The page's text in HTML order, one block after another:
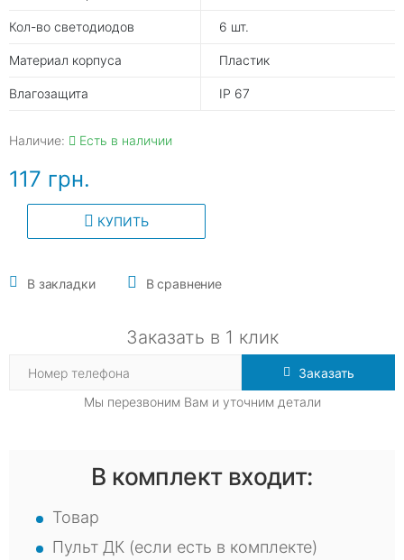
Кол-во светодиодов 6 шт.
Материал корпуса Пластик
Влагозащита IP 67
Наличие: Есть в наличии
117 грн.
КУПИТЬ
В закладки В сравнение
Заказать в 1 клик
Заказать
Мы перезвоним Вам и уточним детали
В комплект входит:
Товар
Пульт ДК (если есть в комплекте)